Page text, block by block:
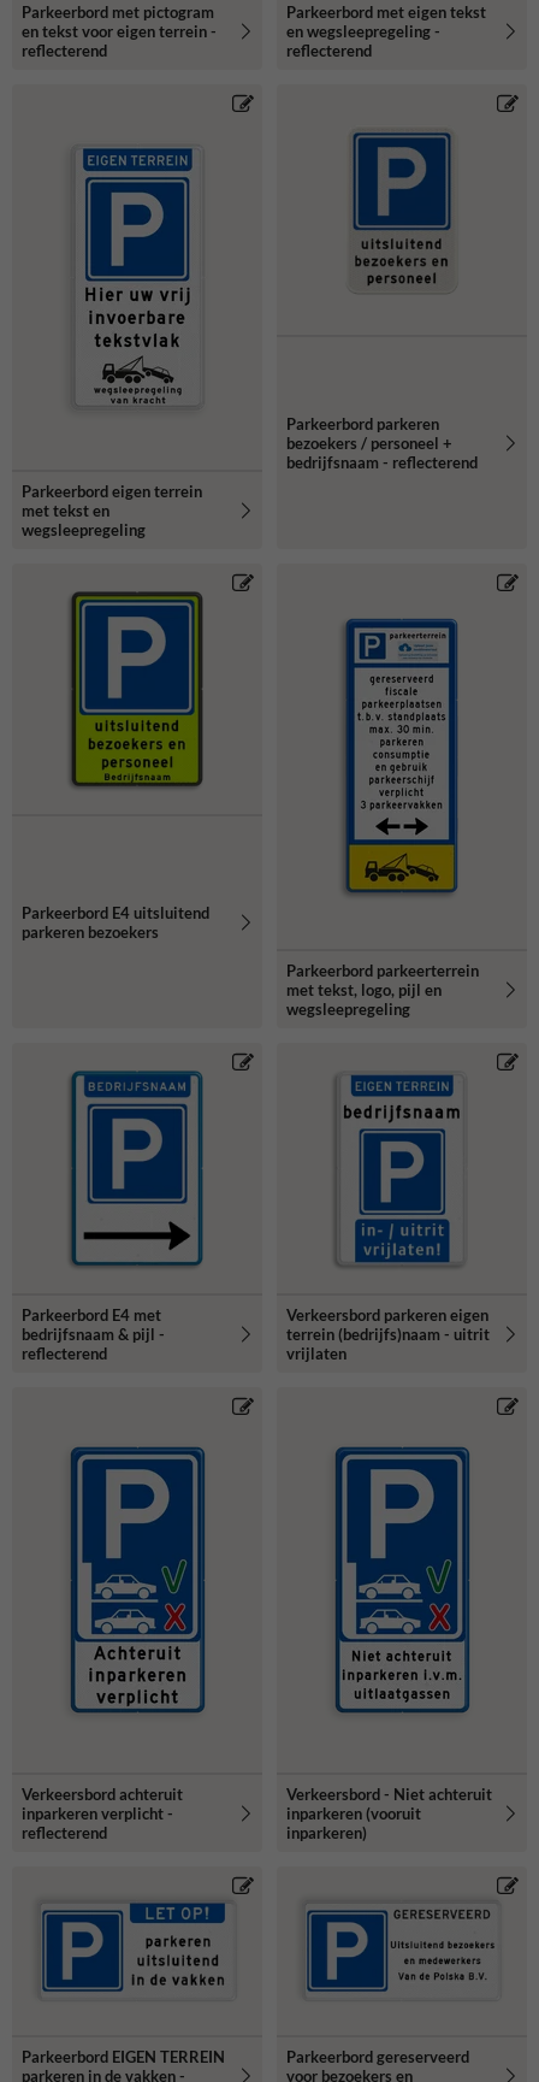
Parkeerbord met pictogram
en tekst voor eigen terrein -
reflecterend
Parkeerbord met eigen tekst
en wegsleepregeling -
reflecterend
Parkeerbord eigen terrein
met tekst en
wegsleepregeling
Parkeerbord parkeren
bezoekers / personeel +
bedrijfsnaam - reflecterend
Parkeerbord E4 uitsluitend
parkeren bezoekers
Parkeerbord parkeerterrein
met tekst, logo, pijl en
wegsleepregeling
Parkeerbord E4 met
bedrijfsnaam & pijl -
reflecterend
Verkeersbord parkeren eigen
terrein (bedrijfs)naam - uitrit
vrijlaten
Verkeersbord achteruit
inparkeren verplicht -
reflecterend
Verkeersbord - Niet achteruit
inparkeren (vooruit
inparkeren)
Parkeerbord EIGEN TERREIN
parkeren in de vakken -
Parkeerbord gereserveerd
voor bezoekers en